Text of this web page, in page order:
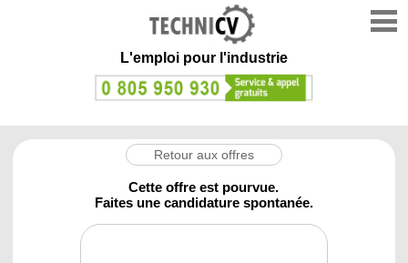
L'emploi pour l'industrie
Retour aux offres
Cette offre est pourvue.
Faites une candidature spontanée.